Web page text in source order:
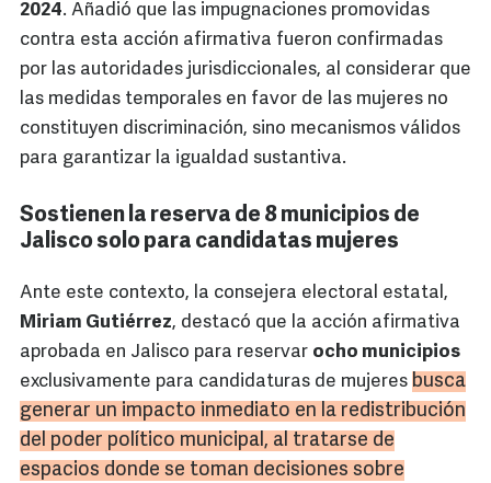
2024. Añadió que las impugnaciones promovidas
contra esta acción afirmativa fueron confirmadas
por las autoridades jurisdiccionales, al considerar que
las medidas temporales en favor de las mujeres no
constituyen discriminación, sino mecanismos válidos
para garantizar la igualdad sustantiva.
Sostienen la reserva de 8 municipios de
Jalisco solo para candidatas mujeres
Ante este contexto, la consejera electoral estatal,
Miriam Gutiérrez, destacó que la acción afirmativa
aprobada en Jalisco para reservar ocho municipios
exclusivamente para candidaturas de mujeres busca
generar un impacto inmediato en la redistribución
del poder político municipal, al tratarse de
espacios donde se toman decisiones sobre